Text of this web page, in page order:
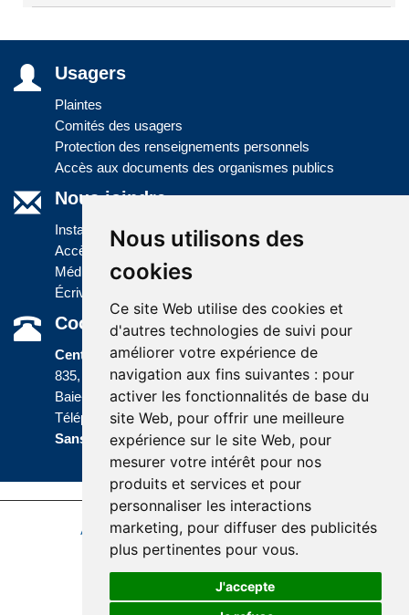
Nous utilisons des
cookies
Ce site Web utilise des cookies et
d'autres technologies de suivi pour
améliorer votre expérience de
navigation aux fins suivantes : pour
activer les fonctionnalités de base du
site Web, pour offrir une meilleure
expérience sur le site Web, pour
mesurer votre intérêt pour nos
produits et services et pour
personnaliser les interactions
marketing, pour diffuser des publicités
plus pertinentes pour vous.
J'accepte
Usagers
Plaintes
Comités des usagers
Protection des renseignements personnels
Accès aux documents des organismes publics
Nous joindre
Installations
Accès à l'information
Médias
Écrivez-nous
Coordonnées
Centre administratif
835, boulevard Jolliet
Baie-Comeau (Québec) G5C 1P5
Téléphone :418 589-9845 ou
Sans frais : 1 800 463-5142
Accessibilité Plan du site
Politique de confidentialité
Réalisation du site